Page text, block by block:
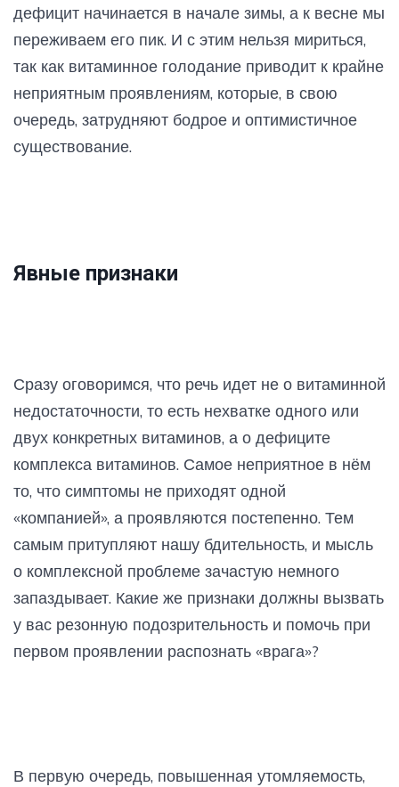
дефицит начинается в начале зимы, а к весне мы
переживаем его пик. И с этим нельзя мириться,
так как витаминное голодание приводит к крайне
неприятным проявлениям, которые, в свою
очередь, затрудняют бодрое и оптимистичное
существование.
Явные признаки
Сразу оговоримся, что речь идет не о витаминной
недостаточности, то есть нехватке одного или
двух конкретных витаминов, а о дефиците
комплекса витаминов. Самое неприятное в нём
то, что симптомы не приходят одной
«компанией», а проявляются постепенно. Тем
самым притупляют нашу бдительность, и мысль
о комплексной проблеме зачастую немного
запаздывает. Какие же признаки должны вызвать
у вас резонную подозрительность и помочь при
первом проявлении распознать «врага»?
В первую очередь, повышенная утомляемость,